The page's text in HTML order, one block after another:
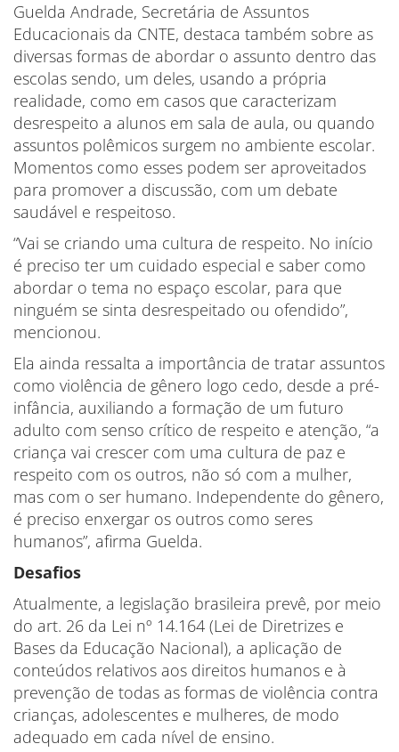
Guelda Andrade, Secretária de Assuntos
Educacionais da CNTE, destaca também sobre as
diversas formas de abordar o assunto dentro das
escolas sendo, um deles, usando a própria
realidade, como em casos que caracterizam
desrespeito a alunos em sala de aula, ou quando
assuntos polêmicos surgem no ambiente escolar.
Momentos como esses podem ser aproveitados
para promover a discussão, com um debate
saudável e respeitoso.
“Vai se criando uma cultura de respeito. No início
é preciso ter um cuidado especial e saber como
abordar o tema no espaço escolar, para que
ninguém se sinta desrespeitado ou ofendido”,
mencionou.
Ela ainda ressalta a importância de tratar assuntos
como violência de gênero logo cedo, desde a pré-
infância, auxiliando a formação de um futuro
adulto com senso crítico de respeito e atenção, “a
criança vai crescer com uma cultura de paz e
respeito com os outros, não só com a mulher,
mas com o ser humano. Independente do gênero,
é preciso enxergar os outros como seres
humanos”, afirma Guelda.
Desafios
Atualmente, a legislação brasileira prevê, por meio
do art. 26 da Lei nº 14.164 (Lei de Diretrizes e
Bases da Educação Nacional), a aplicação de
conteúdos relativos aos direitos humanos e à
prevenção de todas as formas de violência contra
crianças, adolescentes e mulheres, de modo
adequado em cada nível de ensino.